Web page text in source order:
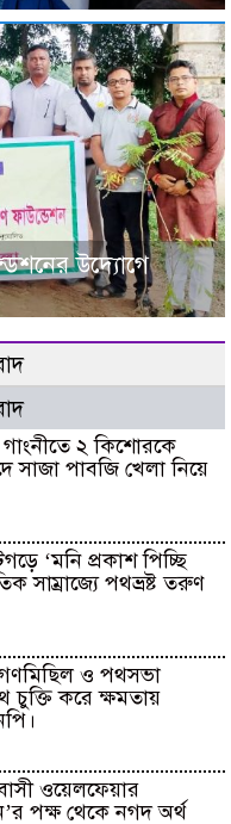
উদ্যোগে
২ কিশোরকে
সাজা পাবজি খেলা নিয়ে
‘মনি প্রকাশ পিচ্ছি
সাম্রাজ্যে পথভ্রষ্ট তরুণ
ও পথসভা
চুক্তি করে ক্ষমতায়
ওয়েলফেয়ার
পক্ষ থেকে নগদ অর্থ